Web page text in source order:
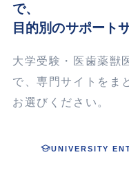
で、
目的別のサポート
大学受験・医歯薬獣
で、専門サイトをま
お選びください。
UNIVERSITY